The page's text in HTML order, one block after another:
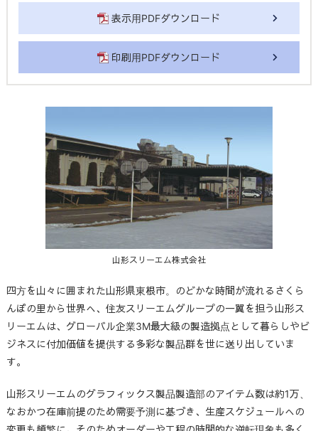
表示用PDFダウンロード
印刷用PDFダウンロード
山形スリーエム株式会社
四方を山々に囲まれた山形県東根市。のどかな時間が流れるさくら
んぼの里から世界へ、住友スリーエムグループの一翼を担う山形ス
リーエムは、グローバル企業3M最大級の製造拠点として暮らしやビ
ジネスに付加価値を提供する多彩な製品群を世に送り出していま
す。
山形スリーエムのグラフィックス製品製造部のアイテム数は約1万、
なおかつ在庫前提のため需要予測に基づき、生産スケジュールへの